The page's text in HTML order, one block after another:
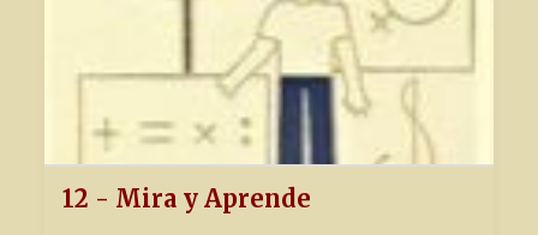
12 - Mira y Aprende